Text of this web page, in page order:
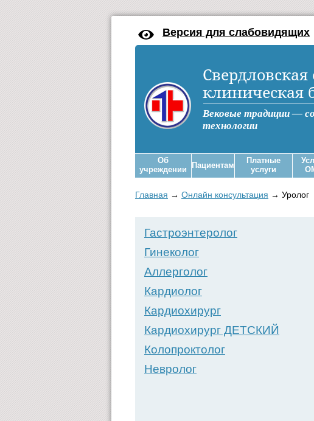
Версия для слабовидящих
Свердловская
клиническая
Вековые традиции —
технологии
Об
учреждении
Пациентам
Платные
услуги
Главная → Онлайн консультация → Уролог
Гастроэнтеролог
Гинеколог
Аллерголог
Кардиолог
Кардиохирург
Кардиохирург ДЕТСКИЙ
Колопроктолог
Невролог